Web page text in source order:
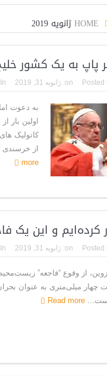
HOME
پاپ به یک کشور
Posted
on: ژانویه 31, 2019 In:
به دعوت
اولین بار
کاتولیک
از خرسندی
more
کرده‌ایم و این یک
Posted
on: ژانویه 31, 2019 In:
از وقوع “فاجعه”
Read more